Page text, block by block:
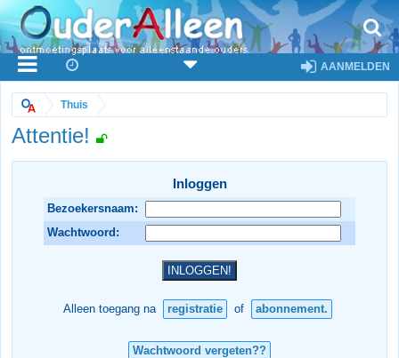
AANMELDEN
Thuis
Attentie!
Inloggen
Bezoekersnaam:
Wachtwoord:
Alleen toegang na registratie of abonnement.
Wachtwoord vergeten??